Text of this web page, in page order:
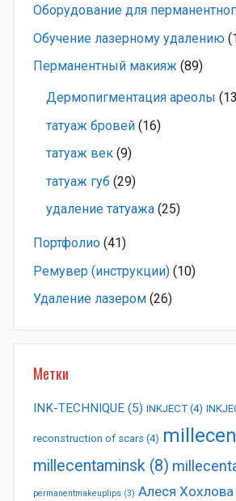
Оборудование для
Обучение лазерному удалению
Перманентный макияж (89)
Дермопигментация ареолы
татуаж бровей (16)
татуаж век (9)
татуаж губ (29)
удаление татуажа (25)
Портфолио (41)
Ремувер (инструкции) (10)
Удаление лазером (26)
Метки
INK-TECHNIQUE (5) INKJECT (4)
reconstruction of scars (4)
millecentaminsk (8)
permanentmakeuplips (3) Алеся Хохлова